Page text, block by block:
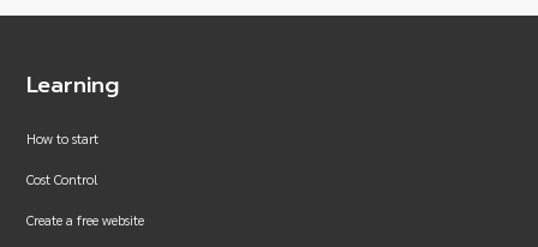
Learning
How to start
Cost Control
Create a free website